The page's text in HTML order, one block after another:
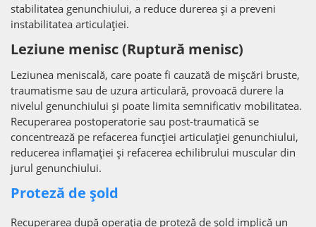
stabilitatea genunchiului, a reduce durerea și a preveni
instabilitatea articulației.
Leziune menisc (Ruptură menisc)
Leziunea meniscală, care poate fi cauzată de mișcări bruste,
traumatisme sau de uzura articulară, provoacă durere la
nivelul genunchiului și poate limita semnificativ mobilitatea.
Recuperarea postoperatorie sau post-traumatică se
concentrează pe refacerea funcției articulației genunchiului,
reducerea inflamației și refacerea echilibrului muscular din
jurul genunchiului.
Proteză de șold
Recuperarea după operația de proteză de șold implică un